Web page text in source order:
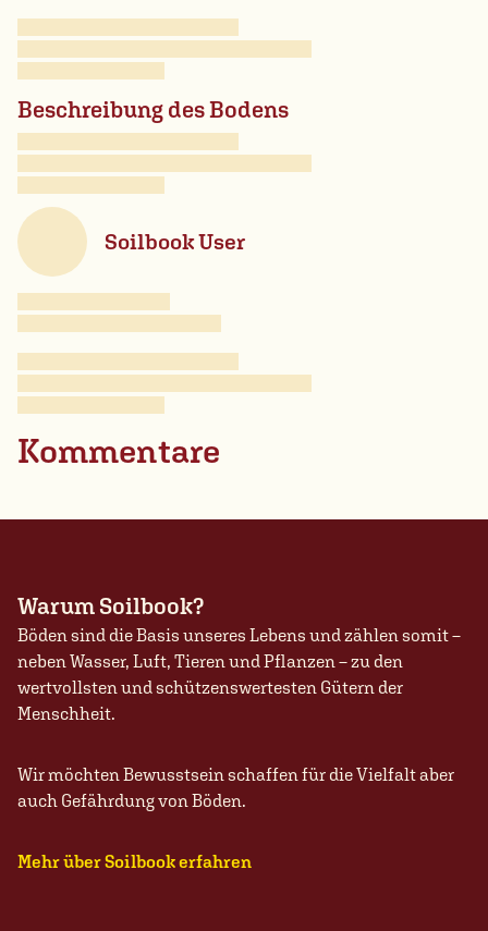
Beschreibung des Bodens
Soilbook User
Kommentare
Warum Soilbook?
Böden sind die Basis unseres Lebens und zählen somit –
neben Wasser, Luft, Tieren und Pflanzen – zu den
wertvollsten und schützenswertesten Gütern der
Menschheit.
Wir möchten Bewusstsein schaffen für die Vielfalt aber
auch Gefährdung von Böden.
Mehr über Soilbook erfahren